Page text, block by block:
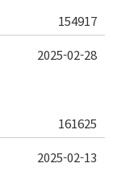
154917
161625
2025-02-28
2025-02-13